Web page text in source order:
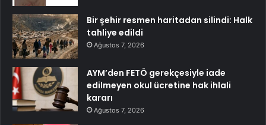
Bir şehir resmen haritadan silindi: Halk
tahliye edildi
Ağustos 7, 2026
AYM’den FETÖ gerekçesiyle iade
edilmeyen okul ücretine hak ihlali
kararı
Ağustos 7, 2026